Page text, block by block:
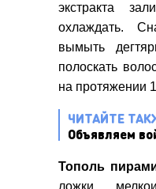
экстракта
охлаждать.
вымыть
полоскать
на протяжении
ЧИТАЙТЕ
Объявляем
Тополь
ложки